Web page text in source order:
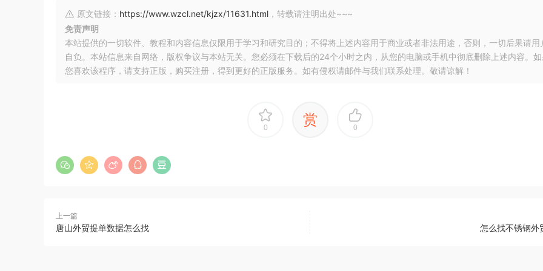
原文链接： https://www.wzcl.net/kjzx/11631.html ，转载请注明出处~~~
免责声明
本站提供的一切软件、教程和内容信息仅限用于学习和研究目的；不得将上述内容用于商业或者非法用途，否则，一切后果请用
自负。本站信息来自网络，版权争议与本站无关。您必须在下载后的24个小时之内，从您的电脑或手机中彻底删除上述内容。如
您喜欢该程序，请支持正版，购买注册，得到更好的正版服务。如有侵权请邮件与我们联系处理。敬请谅解！
0 赏 0
上一篇
唐山外贸提单数据怎么找 怎么找不锈钢外